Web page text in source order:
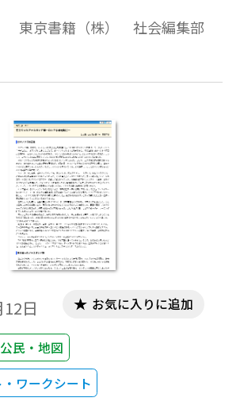
商 ヨーロッパの火薬庫 第
アインシュタイン サライ
毒ガス，潜水艦 ﾌｻｲﾝ・ﾏｸﾏﾎﾝ
ォア宣言 サイクス・ピコ協
水艦作戦 二月革命 十月革
ﾄﾌｽｸ条約 ドイツ革命 ロー
ブルク
東京書籍（株） 社会編集部
日
民・地図
ワークシート
お気に入りに追加